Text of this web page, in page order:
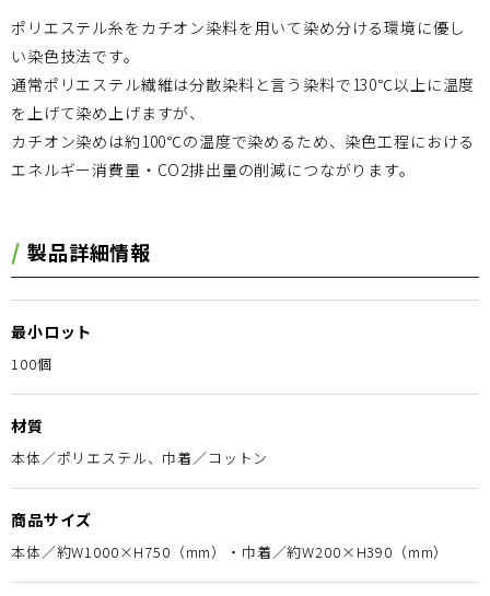
ポリエステル糸をカチオン染料を用いて染め分ける環境に優し
い染色技法です。
通常ポリエステル繊維は分散染料と言う染料で130℃以上に温度
を上げて染め上げますが、
カチオン染めは約100℃の温度で染めるため、染色工程における
エネルギー消費量・CO2排出量の削減につながります。
製品詳細情報
最小ロット
100個
材質
本体／ポリエステル、巾着／コットン
商品サイズ
本体／約W1000×H750（mm）・巾着／約W200×H390（mm）